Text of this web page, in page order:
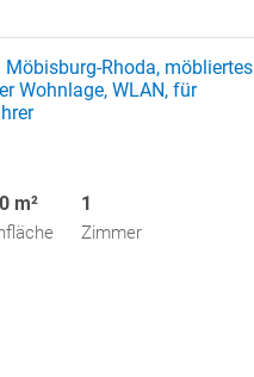
Möbisburg-Rhoda, möbliertes
Wohnlage, WLAN, für
m² 1
Zimmer